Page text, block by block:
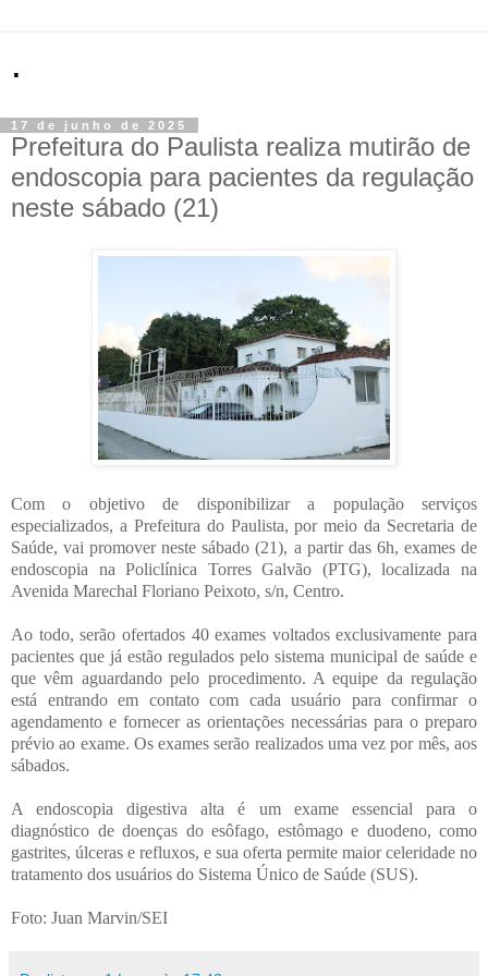
.
17 de junho de 2025
Prefeitura do Paulista realiza mutirão de
endoscopia para pacientes da regulação
neste sábado (21)
Com o objetivo de disponibilizar a população serviços
especializados, a Prefeitura do Paulista, por meio da Secretaria de
Saúde, vai promover neste sábado (21), a partir das 6h, exames de
endoscopia na Policlínica Torres Galvão (PTG), localizada na
Avenida Marechal Floriano Peixoto, s/n, Centro.
Ao todo, serão ofertados 40 exames voltados exclusivamente para
pacientes que já estão regulados pelo sistema municipal de saúde e
que vêm aguardando pelo procedimento. A equipe da regulação
está entrando em contato com cada usuário para confirmar o
agendamento e fornecer as orientações necessárias para o preparo
prévio ao exame. Os exames serão realizados uma vez por mês, aos
sábados.
A endoscopia digestiva alta é um exame essencial para o
diagnóstico de doenças do esôfago, estômago e duodeno, como
gastrites, úlceras e refluxos, e sua oferta permite maior celeridade no
tratamento dos usuários do Sistema Único de Saúde (SUS).
Foto: Juan Marvin/SEI